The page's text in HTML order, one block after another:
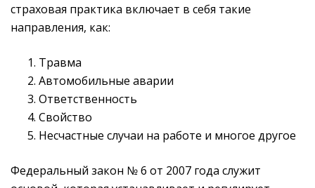
страховая практика включает в себя такие
направления, как:
Травма
Автомобильные аварии
Ответственность
Свойство
Несчастные случаи на работе и многое другое
Федеральный закон № 6 от 2007 года служит